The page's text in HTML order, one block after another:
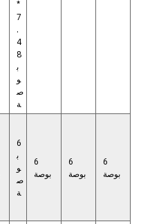
*
7
.
4
8
ب
و
ص
ة
6
ب
و
ص
ة
6
بوصة
6
بوصة
6
بوصة